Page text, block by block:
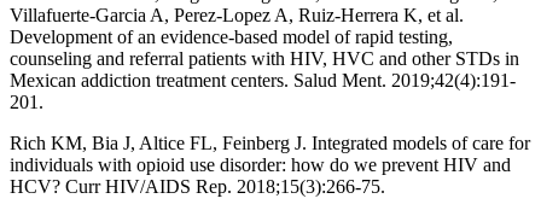
Villafuerte-Garcia A, Perez-Lopez A, Ruiz-Herrera K, et al.
Development of an evidence-based model of rapid testing,
counseling and referral patients with HIV, HVC and other STDs in
Mexican addiction treatment centers. Salud Ment. 2019;42(4):191-
201.
Rich KM, Bia J, Altice FL, Feinberg J. Integrated models of care for
individuals with opioid use disorder: how do we prevent HIV and
HCV? Curr HIV/AIDS Rep. 2018;15(3):266-75.